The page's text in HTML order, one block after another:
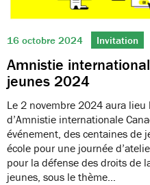
16 octobre 2024 Invitation
Amnistie
jeunes 2024
Le 2 novembre 2024 aura lieu
d’Amnistie internationale
événement, des centaines de
école pour une journée
pour la défense des droits de
jeunes, sous le thème…